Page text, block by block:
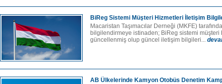
BiReg Sistemi Müşteri Hizmetleri İletişim
Macaristan Taşımacılar Derneği (MKFE)
bilgilendirmeye istinaden; BiReg sistemi
güncellenmiş olup güncel iletişim bilgileri...
AB Ülkelerinde Kamyon Otobüs Denetim